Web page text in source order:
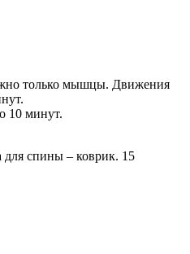
только мышцы. Движения
10 минут.
для спины – коврик. 15